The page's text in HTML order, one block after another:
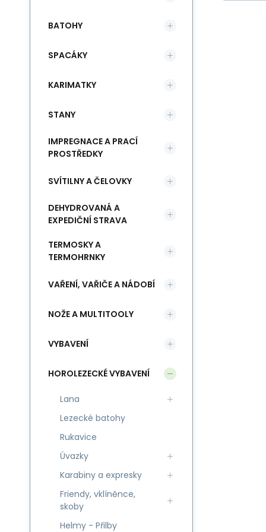
BATOHY
SPACÁKY
KARIMATKY
STANY
IMPREGNACE A PRACÍ
PROSTŘEDKY
SVÍTILNY A ČELOVKY
DEHYDROVANÁ A
EXPEDIČNÍ STRAVA
TERMOSKY A
TERMOHRNKY
VAŘENÍ, VAŘIČE A NÁDOBÍ
NOŽE A MULTITOOLY
VYBAVENÍ
HOROLEZECKÉ VYBAVENÍ
Lana
Lezecké batohy
Rukavice
Úvazky
Karabiny a expresky
Friendy, vklíněnce,
skoby
Helmy - Přilby